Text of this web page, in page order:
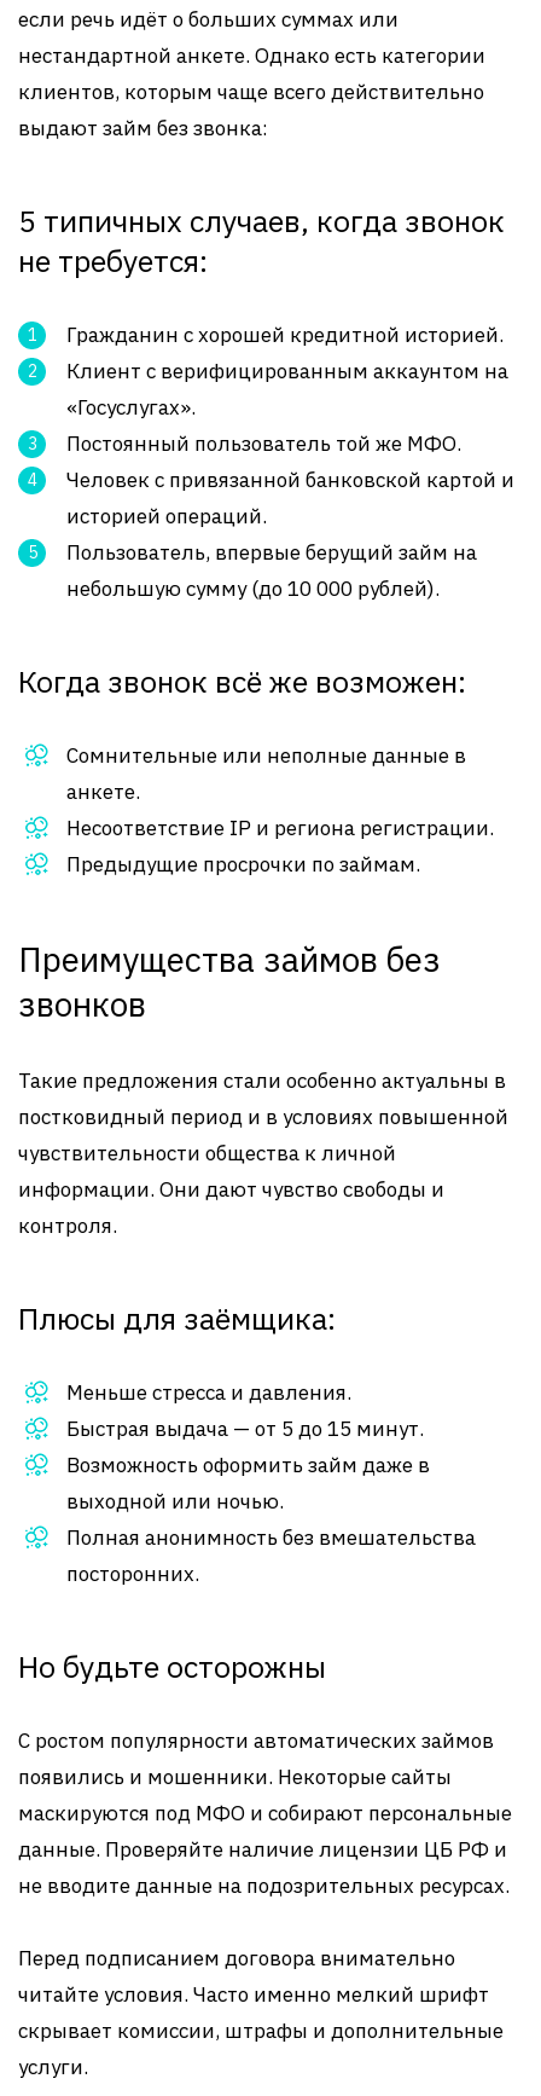
если речь идёт о больших суммах или
нестандартной анкете. Однако есть категории
клиентов, которым чаще всего действительно
выдают займ без звонка:
5 типичных случаев, когда звонок
не требуется:
Гражданин с хорошей кредитной историей.
Клиент с верифицированным аккаунтом на
«Госуслугах».
Постоянный пользователь той же МФО.
Человек с привязанной банковской картой и
историей операций.
Пользователь, впервые берущий займ на
небольшую сумму (до 10 000 рублей).
Когда звонок всё же возможен:
Сомнительные или неполные данные в
анкете.
Несоответствие IP и региона регистрации.
Предыдущие просрочки по займам.
Преимущества займов без
звонков
Такие предложения стали особенно актуальны в
постковидный период и в условиях повышенной
чувствительности общества к личной
информации. Они дают чувство свободы и
контроля.
Плюсы для заёмщика:
Меньше стресса и давления.
Быстрая выдача — от 5 до 15 минут.
Возможность оформить займ даже в
выходной или ночью.
Полная анонимность без вмешательства
посторонних.
Но будьте осторожны
С ростом популярности автоматических займов
появились и мошенники. Некоторые сайты
маскируются под МФО и собирают персональные
данные. Проверяйте наличие лицензии ЦБ РФ и
не вводите данные на подозрительных ресурсах.
Перед подписанием договора внимательно
читайте условия. Часто именно мелкий шрифт
скрывает комиссии, штрафы и дополнительные
услуги.